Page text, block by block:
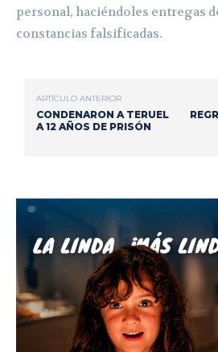
personal, haciéndoles entregas
constancias falsificadas.
ARTÍCULO ANTERIOR
CONDENARON A TERUEL
A 12 AÑOS DE PRISÓN